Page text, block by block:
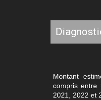
Montant
compris
2021, 2022 et